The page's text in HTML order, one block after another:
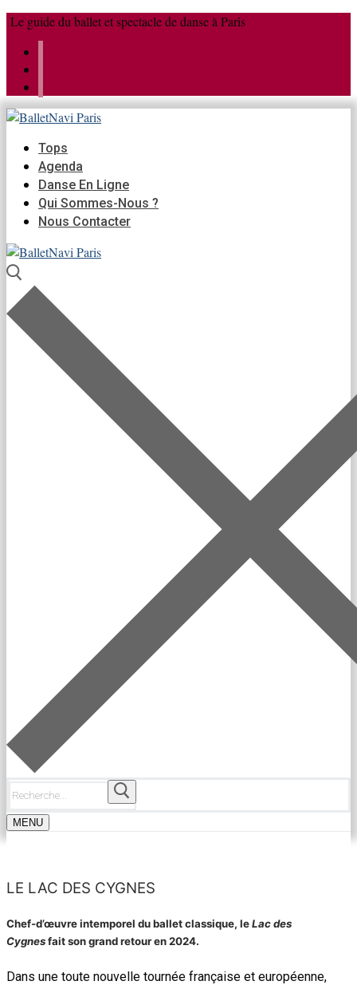
Aller
contenu
Menu
Fermer
Le guide du ballet et spectacle de danse à Paris
Tops
Agenda
Danse En Ligne
Qui Sommes-Nous ?
Nous Contacter
Rechercher
MENU
LE LAC DES CYGNES
Chef-d’œuvre intemporel du ballet classique, leLac des
Cygnesfait son grand retour en 2024.
Dans une toute nouvelle tournée française et européenne,